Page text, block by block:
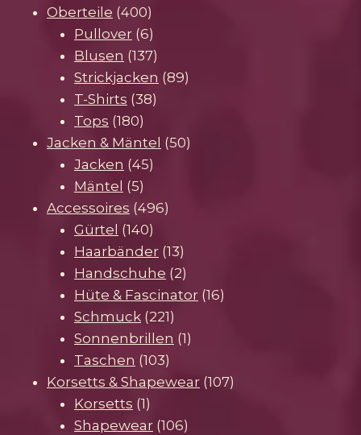
Produkte
Oberteile 400400
Produkte
Pullover 66
Produkte
Blusen 137137
Produkte
Strickjacken 8989
T-Shirts 3838
Tops 180180
Produkte
Jacken & Mäntel 5050
Jacken 4545
Mäntel 55
Produkte
Accessoires 496496
Gürtel 140140
Produkte
Haarbänder 1313
Produkte
Handschuhe 22
Produkte
Hüte & Fascinator 1616
Schmuck 221221
Produkte
Sonnenbrillen 11
Taschen 103103
Produkte
Korsetts & Shapewear 107107
Korsetts 11
Produkt
Shapewear 106106